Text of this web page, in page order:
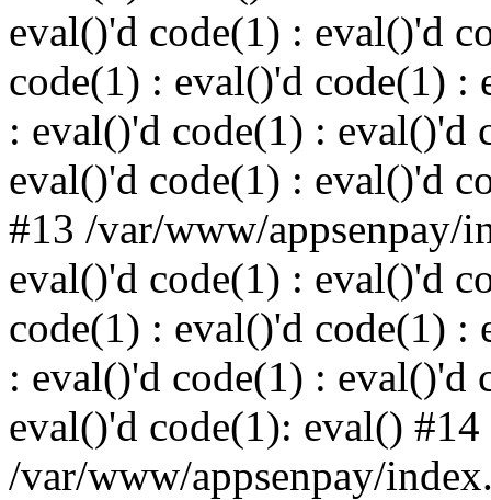
eval()'d code(1) : eval()'d
code(1) : eval()'d code(1) :
: eval()'d code(1) : eval()'d
eval()'d code(1) : eval()'d
#13 /var/www/appsenpay/
eval()'d code(1) : eval()'d
code(1) : eval()'d code(1) :
: eval()'d code(1) : eval()'d
eval()'d code(1): eval() #14
/var/www/appsenpay/